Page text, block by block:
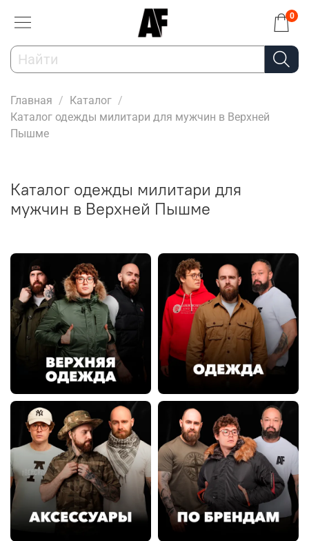
0
Главная
Каталог
Каталог одежды милитари для мужчин в Верхней
Пышме
Каталог одежды милитари для
мужчин в Верхней Пышме